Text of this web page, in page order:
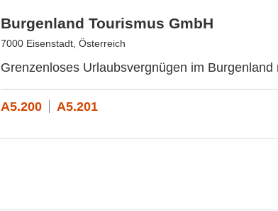
Burgenland Tourismus GmbH
7000 Eisenstadt, Österreich
Grenzenloses Urlaubsvergnügen im
A5.200 A5.201